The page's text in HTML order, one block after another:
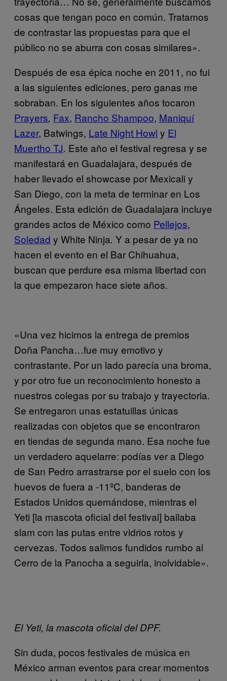
cosas que tengan poco en común. Tratamos
de contrastar las propuestas para que el
público no se aburra con cosas similares».
Después de esa épica noche en 2011, no fui
a las siguientes ediciones, pero ganas me
sobraban. En los siguientes años tocaron
Prayers, Fax, Rancho Shampoo, Maniquí
Lazer, Batwings, Late Night Howl y El
Muertho TJ. Este año el festival regresa y se
manifestará en Guadalajara, después de
haber llevado el showcase por Mexicali y
San Diego, con la meta de terminar en Los
Ángeles. Esta edición de Guadalajara incluye
grandes actos de México como Pellejos,
Soledad y White Ninja. Y a pesar de ya no
hacen el evento en el Bar Chihuahua,
buscan que perdure esa misma libertad con
la que empezaron hace siete años.
«Una vez hicimos la entrega de premios
Doña Pancha…fue muy emotivo y
contrastante. Por un lado parecía una broma,
y por otro fue un reconocimiento honesto a
nuestros colegas por su trabajo y trayectoria.
Se entregaron unas estatuillas únicas
realizadas con objetos que se encontraron
en tiendas de segunda mano. Esa noche fue
un verdadero aquelarre: podías ver a Diego
de San Pedro arrastrarse por el suelo con los
huevos de fuera a -11ºC, banderas de
Estados Unidos quemándose, mientras el
Yeti [la mascota oficial del festival] bailaba
slam con las putas entre vidrios rotos y
cervezas. Todos salimos fundidos rumbo al
Cerro de la Panocha a seguirla, inolvidable».
El Yeti, la mascota oficial del DPF.
Sin duda, pocos festivales de música en
México arman eventos para crear momentos